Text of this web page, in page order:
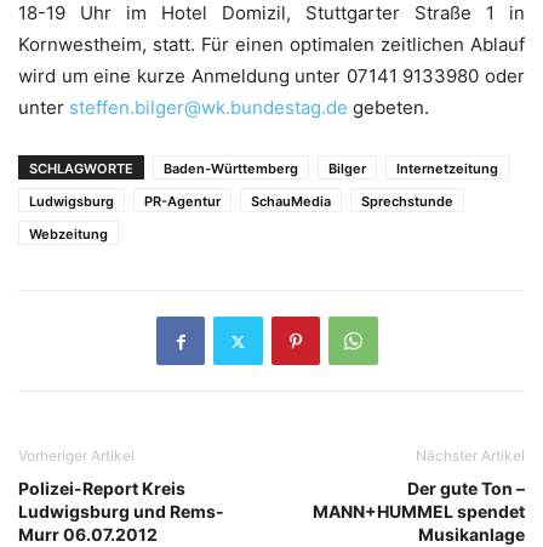
18-19 Uhr im Hotel Domizil, Stuttgarter Straße 1 in
Kornwestheim, statt. Für einen optimalen zeitlichen Ablauf
wird um eine kurze Anmeldung unter 07141 9133980 oder
unter steffen.bilger@wk.bundestag.de gebeten.
SCHLAGWORTE Baden-Württemberg Bilger
Internetzeitung
Ludwigsburg
PR-Agentur SchauMedia
Sprechstunde
Webzeitung
Vorheriger Artikel
Polizei-Report Kreis
Ludwigsburg und Rems-
Murr 06.07.2012
Nächster Artikel
Der gute Ton –
MANN+HUMMEL spendet
Musikanlage